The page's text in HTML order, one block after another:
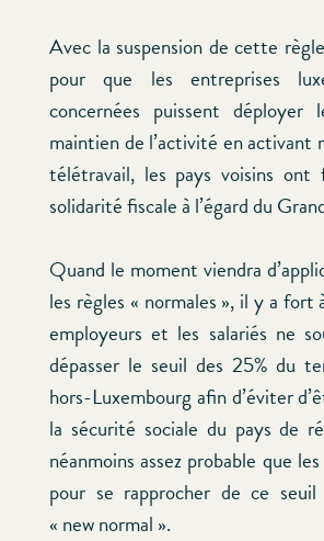
Avec la suspension de cette
pour que les entreprises
concernées puissent déployer
maintien de l’activité en activant
télétravail, les pays voisins ont
solidarité fiscale à l’égard du
Quand le moment viendra
les règles « normales », il y a fort
employeurs et les salariés ne
dépasser le seuil des 25% du
hors-Luxembourg afin d’éviter
la sécurité sociale du pays de
néanmoins assez probable que
pour se rapprocher de ce
« new normal ».